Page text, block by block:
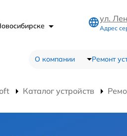
ул.
Адрес
О компании Ремонт
Каталог устройств